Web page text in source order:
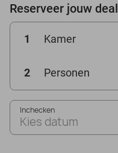
Reserveer jouw deal
1 Kamer
2 Personen
Inchecken
Kies datum